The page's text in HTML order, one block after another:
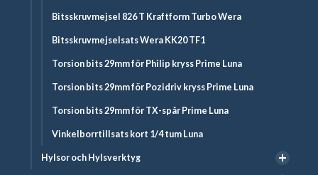
Bitsskruvmejsel 826 T Kraftform Turbo Wera
Bitsskruvmejselsats Wera KK20 TF1
Torsion bits 29mm för Philip kryss Prime Luna
Torsion bits 29mm för Pozidriv kryss Prime Luna
Torsion bits 29mm för TX-spår Prime Luna
Vinkelborrtillsats kort 1/4 tum Luna
Hylsor och Hylsverktyg